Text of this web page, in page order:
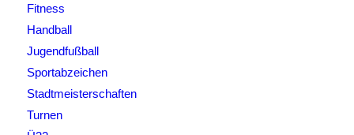
Fitness
Handball
Jugendfußball
Sportabzeichen
Stadtmeisterschaften
Turnen